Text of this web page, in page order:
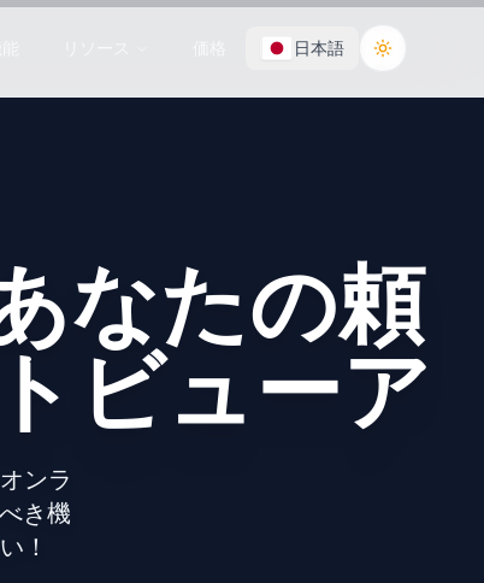
日本語 Toggle
なたの頼
ビューア
ンラ
き機
！